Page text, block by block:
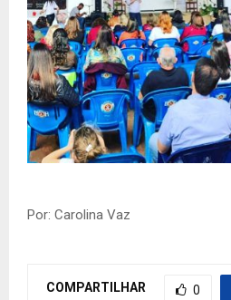
Por: Carolina Vaz
COMPARTILHAR 0